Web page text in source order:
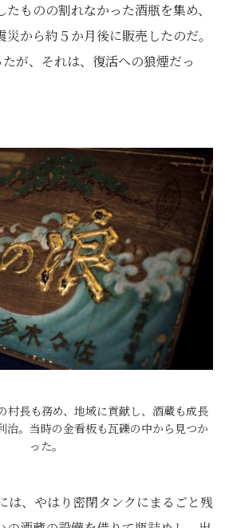
ものの割れなかった酒瓶を集め、
から約５か月後に販売したのだ。
が、それは、復活への狼煙だっ
村長も務め、地域に貢献し、酒蔵も成長
治。当時の金看板も瓦礫の中から見つか
った。
は、やはり密閉タンクにまるごと残